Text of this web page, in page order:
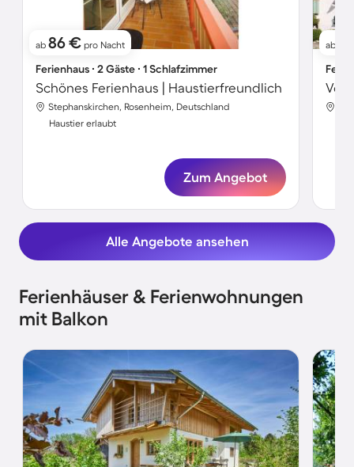
ab 86 € pro Nacht
Ferienhaus ∙ 2 Gäste ∙ 1 Schlafzimmer
Schönes Ferienhaus | Haustierfreundlich
Stephanskirchen, Rosenheim, Deutschland
Haustier erlaubt
Zum Angebot
ab
Alle Angebote ansehen
Ferienhäuser & Ferienwohnungen
mit Balkon